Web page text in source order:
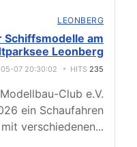
LEONBERG
Schiffsmodelle am
Leonberg
07 20:30:02 HITS 235
Club e.V.
ein Schaufahren
mit verschiedenen...